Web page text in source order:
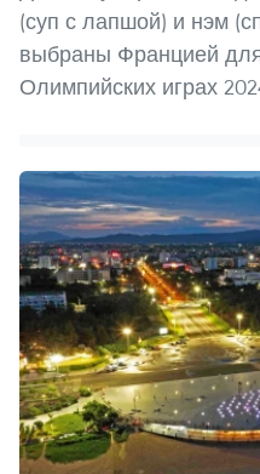
(суп с лапшой) и нэм
выбраны Францией
Олимпийских играх